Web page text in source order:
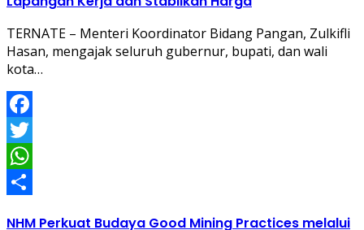
TERNATE – Menteri Koordinator Bidang Pangan, Zulkifli
Hasan, mengajak seluruh gubernur, bupati, dan wali
kota…
Facebook
Twitter
WhatsApp
NHM Perkuat Budaya Good Mining Practices melalui